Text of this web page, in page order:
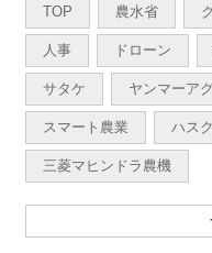
TOP 農水省
人事 ドローン
サタケ ヤンマーア
スマート農業 ハス
三菱マヒンドラ農機